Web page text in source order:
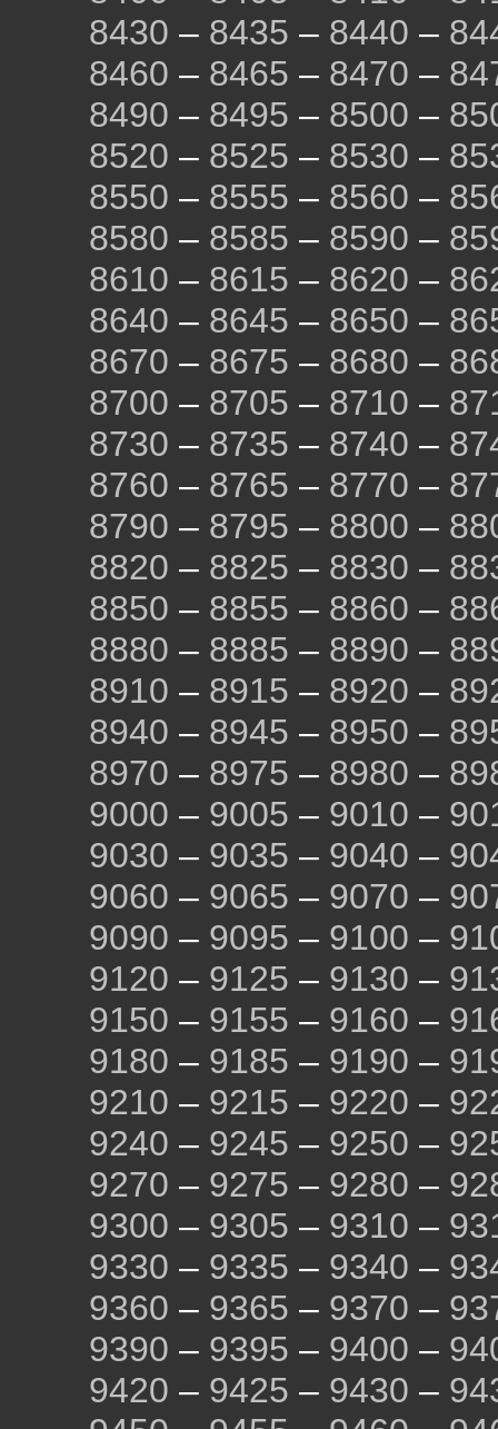
8430 – 8435 – 8440 –
8460 – 8465 – 8470 –
8490 – 8495 – 8500 –
8520 – 8525 – 8530 –
8550 – 8555 – 8560 –
8580 – 8585 – 8590 –
8610 – 8615 – 8620 –
8640 – 8645 – 8650 –
8670 – 8675 – 8680 –
8700 – 8705 – 8710 –
8730 – 8735 – 8740 –
8760 – 8765 – 8770 –
8790 – 8795 – 8800 –
8820 – 8825 – 8830 –
8850 – 8855 – 8860 –
8880 – 8885 – 8890 –
8910 – 8915 – 8920 –
8940 – 8945 – 8950 –
8970 – 8975 – 8980 –
9000 – 9005 – 9010 –
9030 – 9035 – 9040 –
9060 – 9065 – 9070 –
9090 – 9095 – 9100 –
9120 – 9125 – 9130 –
9150 – 9155 – 9160 –
9180 – 9185 – 9190 –
9210 – 9215 – 9220 –
9240 – 9245 – 9250 –
9270 – 9275 – 9280 –
9300 – 9305 – 9310 –
9330 – 9335 – 9340 –
9360 – 9365 – 9370 –
9390 – 9395 – 9400 –
9420 – 9425 – 9430 –